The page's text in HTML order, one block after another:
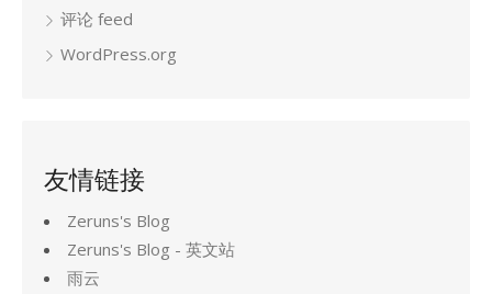
评论 feed
WordPress.org
友情链接
Zeruns's Blog
Zeruns's Blog - 英文站
雨云